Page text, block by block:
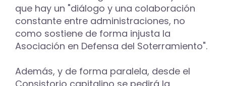
que hay un "diálogo y una colaboración
constante entre administraciones, no
como sostiene de forma injusta la
Asociación en Defensa del Soterramiento".
Además, y de forma paralela, desde el